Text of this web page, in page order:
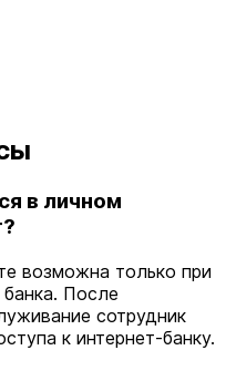
в личном
возможна только при
После
сотрудник
к интернет-банку.